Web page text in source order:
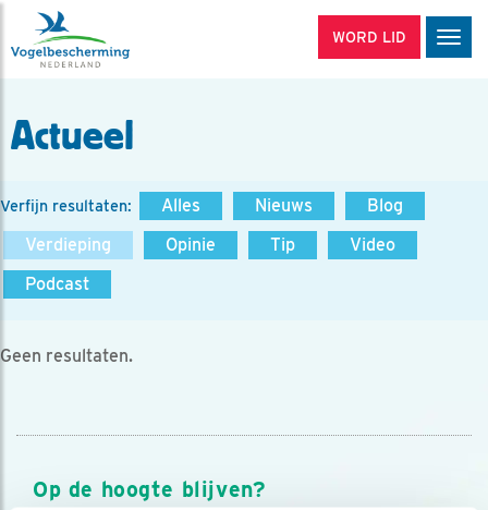
WORD LID
Actueel
Verfijn resultaten: Alles Nieuws
Blog
Verdieping
Opinie Tip
Video
Podcast
Geen resultaten.
Op de hoogte blijven?